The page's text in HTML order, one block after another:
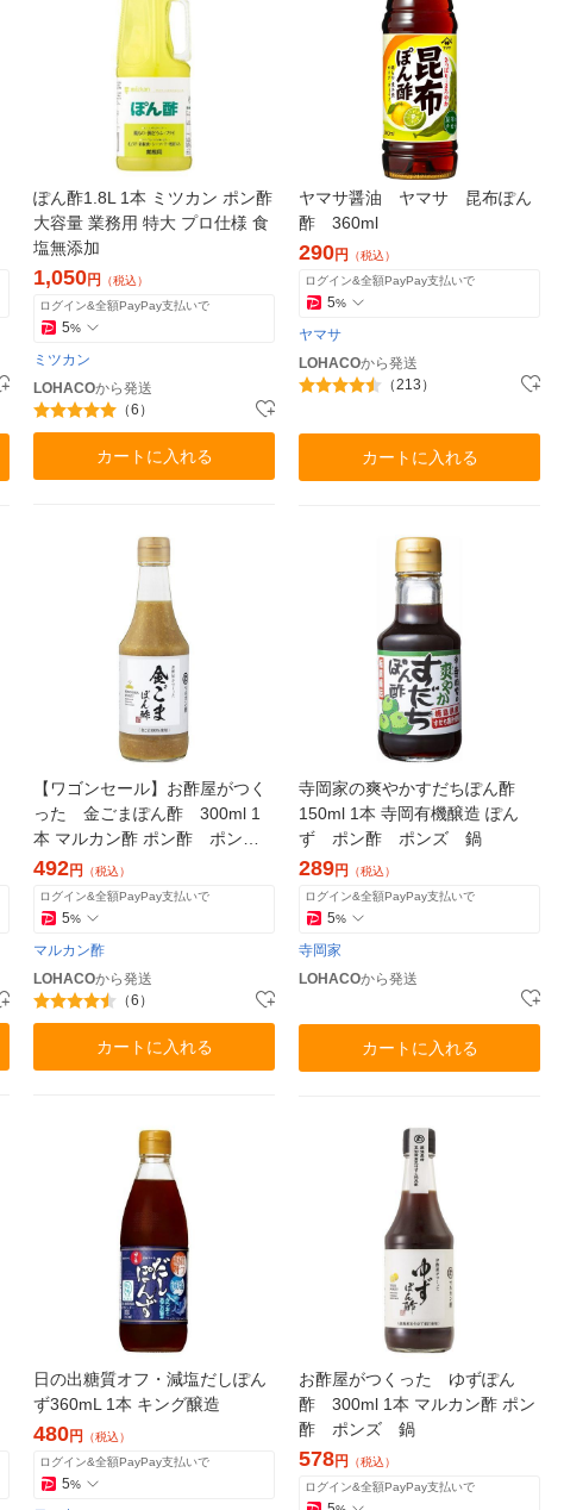
ぽん酢1.8L 1本 ミツカン ポン酢
大容量 業務用 特大 プロ仕様 食
塩無添加
1,050円
（税込）
ログイン&全額PayPay支払いで
5%
ミツカン
LOHACOから発送
（6）
カートに入れる
ヤマサ醤油 ヤマサ 昆布ぽん
酢 360ml
290円
（税込）
ログイン&全額PayPay支払いで
5%
ヤマサ
LOHACOから発送
（213）
カートに入れる
【ワゴンセール】お酢屋がつく
った 金ごまぽん酢 300ml 1
本 マルカン酢 ポン酢 ポン
ズ 鍋 しゃぶしゃぶ
492円
（税込）
ログイン&全額PayPay支払いで
5%
マルカン酢
LOHACOから発送
（6）
カートに入れる
寺岡家の爽やかすだちぽん酢
150ml 1本 寺岡有機醸造 ぽん
ず ポン酢 ポンズ 鍋
289円
（税込）
ログイン&全額PayPay支払いで
5%
寺岡家
LOHACOから発送
カートに入れる
日の出糖質オフ・減塩だしぽん
ず360mL 1本 キング醸造
480円
（税込）
ログイン&全額PayPay支払いで
5%
お酢屋がつくった ゆずぽん
酢 300ml 1本 マルカン酢 ポン
酢 ポンズ 鍋
578円
（税込）
ログイン&全額PayPay支払いで